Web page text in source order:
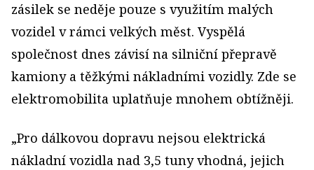
zásilek se neděje pouze s využitím malých
vozidel v rámci velkých měst. Vyspělá
společnost dnes závisí na silniční přepravě
kamiony a těžkými nákladními vozidly. Zde se
elektromobilita uplatňuje mnohem obtížněji.
„Pro dálkovou dopravu nejsou elektrická
nákladní vozidla nad 3,5 tuny vhodná, jejich